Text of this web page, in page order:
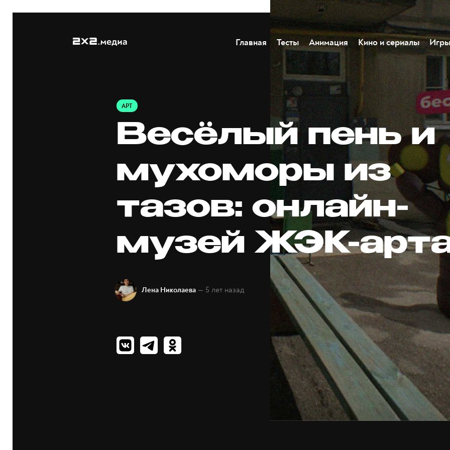
Главная Тесты Анимация Кино и сериалы Игры
АРТ
Весёлый пень и
мухоморы из
тазов: онлайн-
музей ЖЭК-
Лена Николаева — 5 лет назад